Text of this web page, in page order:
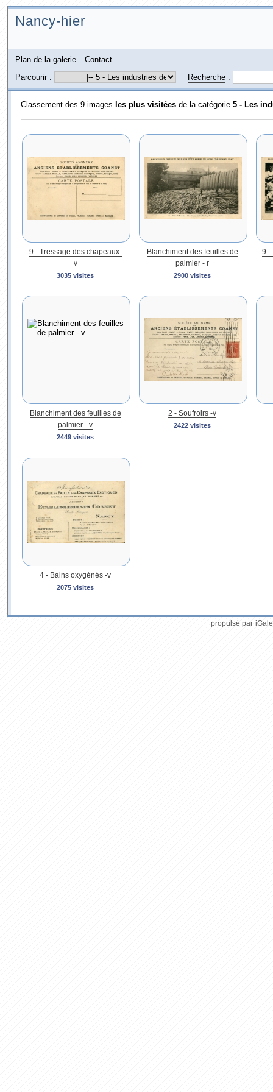
Nancy-hier
Plan de la galerie
Contact
Parcourir :
Recherche:
Classement des 9 images les plus visitéesde la catégorie 5 - Les
9 - Tressage des chapeaux-
v
3035 visites
Blanchiment des feuilles de
palmier - r
2900 visites
9 -
Blanchiment des feuilles de
palmier - v
2449 visites
2 - Soufroirs -v
2422 visites
4 - Bains oxygénés -v
2075 visites
propulsé par